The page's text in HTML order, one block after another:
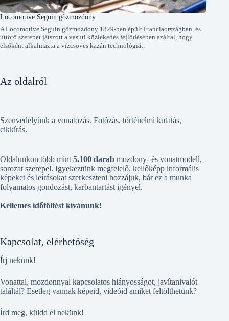
Locomotive Seguin gőzmozdony
A Locomotive Seguin gőzmozdony 1829-ben épült Franciaországban, és
úttörő szerepet játszott a vasúti közlekedés fejlődésében azáltal, hogy
elsőként alkalmazta a vízcsöves kazán technológiát.
Az oldalról
Szenvedélyünk a vonatozás. Fotózás, történelmi kutatás,
cikkírás.
Oldalunkon több mint 5.100 darab mozdony- és vonatmodell,
sorozat szerepel. Igyekeztünk megfelelő, kellőképp informális
képeket és leírásokat szerkeszteni hozzájuk, bár ez a munka
folyamatos gondozást, karbantartást igényel.
Kellemes időtöltést kívánunk!
Kapcsolat, elérhetőség
Írj nekünk!
Vonattal, mozdonnyal kapcsolatos hiányosságot, javítanivalót
találtál? Esetleg vannak képeid, videóid amiket feltölthetünk?
Írd meg, küldd el nekünk!